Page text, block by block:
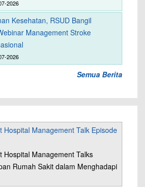
2026
Kesehatan, RSUD Bangil
Management Stroke
2026
Semua Berita
Hospital Management Talk Episode
Hospital Management Talks
Rumah Sakit dalam Menghadapi